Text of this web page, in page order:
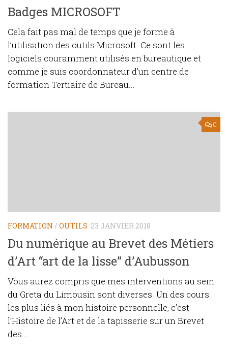
Badges MICROSOFT
Cela fait pas mal de temps que je forme à
l’utilisation des outils Microsoft. Ce sont les
logiciels couramment utilisés en bureautique et
comme je suis coordonnateur d’un centre de
formation Tertiaire de Bureau...
0
FORMATION / OUTILS 23 JANVIER 2018
Du numérique au Brevet des Métiers
d’Art “art de la lisse” d’Aubusson
Vous aurez compris que mes interventions au sein
du Greta du Limousin sont diverses. Un des cours
les plus liés à mon histoire personnelle, c’est
l’Histoire de l’Art et de la tapisserie sur un Brevet
des...